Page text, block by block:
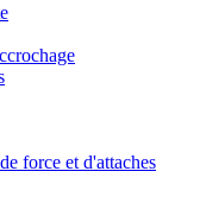
force et d'attaches